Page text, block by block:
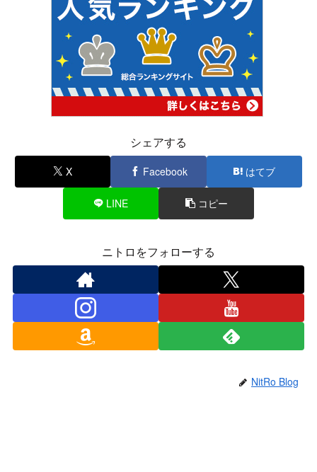
シェアする
X Facebook はてブ
LINE コピー
ニトロをフォローする
NitRo Blog